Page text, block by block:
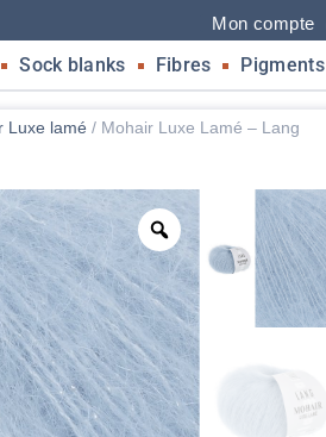
Mon compte
Sock blanks Fibres Pigments
Luxe lamé / Mohair Luxe Lamé – Lang